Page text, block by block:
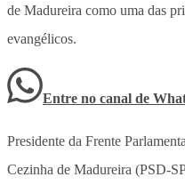
de Madureira como uma das
evangélicos.
Entre no canal de
Presidente da Frente
Cezinha de Madureira (PSD-